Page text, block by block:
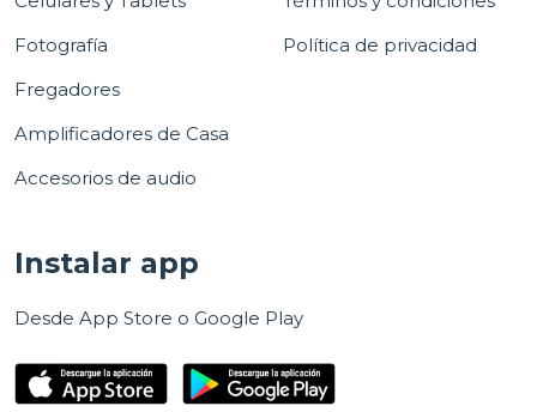
Fotografía
Fregadores
Amplificadores de Casa
Accesorios de audio
Política de privacidad
Instalar app
Desde App Store o Google Play